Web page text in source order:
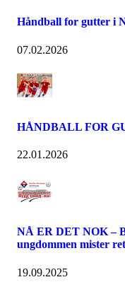
Håndball for gutter i
07.02.2026
HÅNDBALL FOR
22.01.2026
NÅ ER DET NOK –
ungdommen mister
19.09.2025